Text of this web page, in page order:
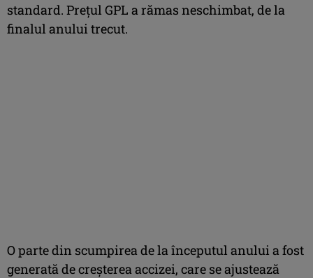
standard. Prețul GPL a rămas neschimbat, de la
finalul anului trecut.
O parte din scumpirea de la începutul anului a fost
generată de creșterea accizei, care se ajustează